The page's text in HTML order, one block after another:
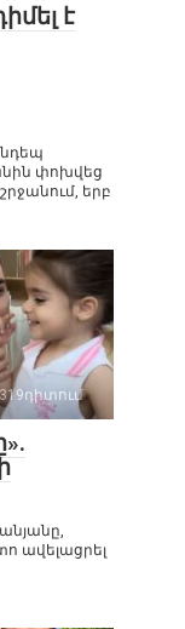
է
փոխվեց
երբ
ավելացրել